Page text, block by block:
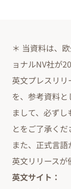
＊ 当資料は、
ョナルNV社が
英文プレスリ
を、参考資料
まして、必ず
とをご了承くだ
また、正式言
英文リリースが
英文サイト：